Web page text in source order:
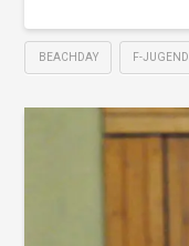
BEACHDAY F-JUGEND